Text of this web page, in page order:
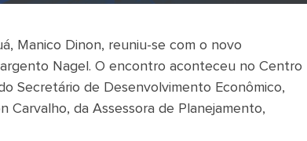
Manico Dinon, reuniu-se com o novo
Nagel. O encontro aconteceu no Centro
Secretário de Desenvolvimento Econômico,
da Assessora de Planejamento,